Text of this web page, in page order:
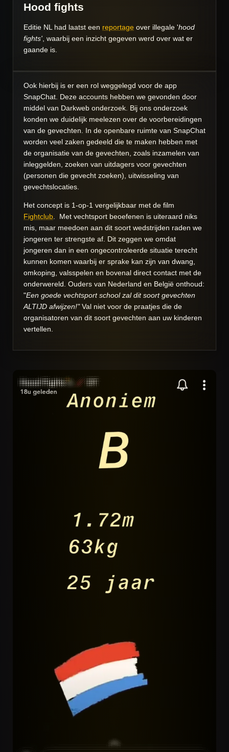
Hood fights
Editie NL had laatst een reportage over illegale 'hood
fights' , waarbij een inzicht gegeven werd over wat er
gaande is.
Ook hierbij is er een rol weggelegd voor de app
SnapChat. Deze accounts hebben we gevonden door
middel van Darkweb onderzoek. Bij ons onderzoek
konden we duidelijk meelezen over de voorbereidingen
van de gevechten. In de openbare ruimte van SnapChat
worden veel zaken gedeeld die te maken hebben met
de organisatie van de gevechten, zoals inzamelen van
inleggelden, zoeken van uitdagers voor gevechten
(personen die gevecht zoeken), uitwisseling van
gevechtslocaties.
Het concept is 1-op-1 vergelijkbaar met de film
Fightclub . Met vechtsport beoefenen is uiteraard niks
mis, maar meedoen aan dit soort wedstrijden raden we
jongeren ter strengste af. Dit zeggen we omdat
jongeren dan in een ongecontroleerde situatie terecht
kunnen komen waarbij er sprake kan zijn van dwang,
omkoping, valsspelen en bovenal direct contact met de
onderwereld. Ouders van Nederland en België onthoud:
"Een goede vechtsport school zal dit soort gevechten
ALTIJD afwijzen!"Val niet voor de praatjes die de
organisatoren van dit soort gevechten aan uw kinderen
vertellen.